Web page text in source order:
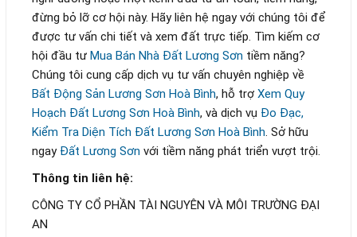
đừng bỏ lỡ cơ hội này. Hãy liên hệ ngay với chúng tôi để
được tư vấn chi tiết và xem đất trực tiếp. Tìm kiếm cơ
hội đầu tư Mua Bán Nhà Đất Lương Sơn tiềm năng?
Chúng tôi cung cấp dịch vụ tư vấn chuyên nghiệp về
Bất Động Sản Lương Sơn Hoà Bình, hỗ trợ Xem Quy
Hoạch Đất Lương Sơn Hoà Bình, và dịch vụ Đo Đạc,
Kiểm Tra Diện Tích Đất Lương Sơn Hoà Bình. Sở hữu
ngay Đất Lương Sơn với tiềm năng phát triển vượt trội.
Thông tin liên hệ:
CÔNG TY CỔ PHẦN TÀI NGUYÊN VÀ MÔI TRƯỜNG ĐẠI
AN